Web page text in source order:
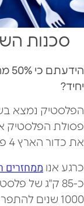
סכנות
יחיד?
הפלסטיק נמצא
פסולת הפלסטיק
את כדור הארץ 4 פעמים!
כרגע אנו ממחזרים רק 5%
1000 שנים להתפרק.